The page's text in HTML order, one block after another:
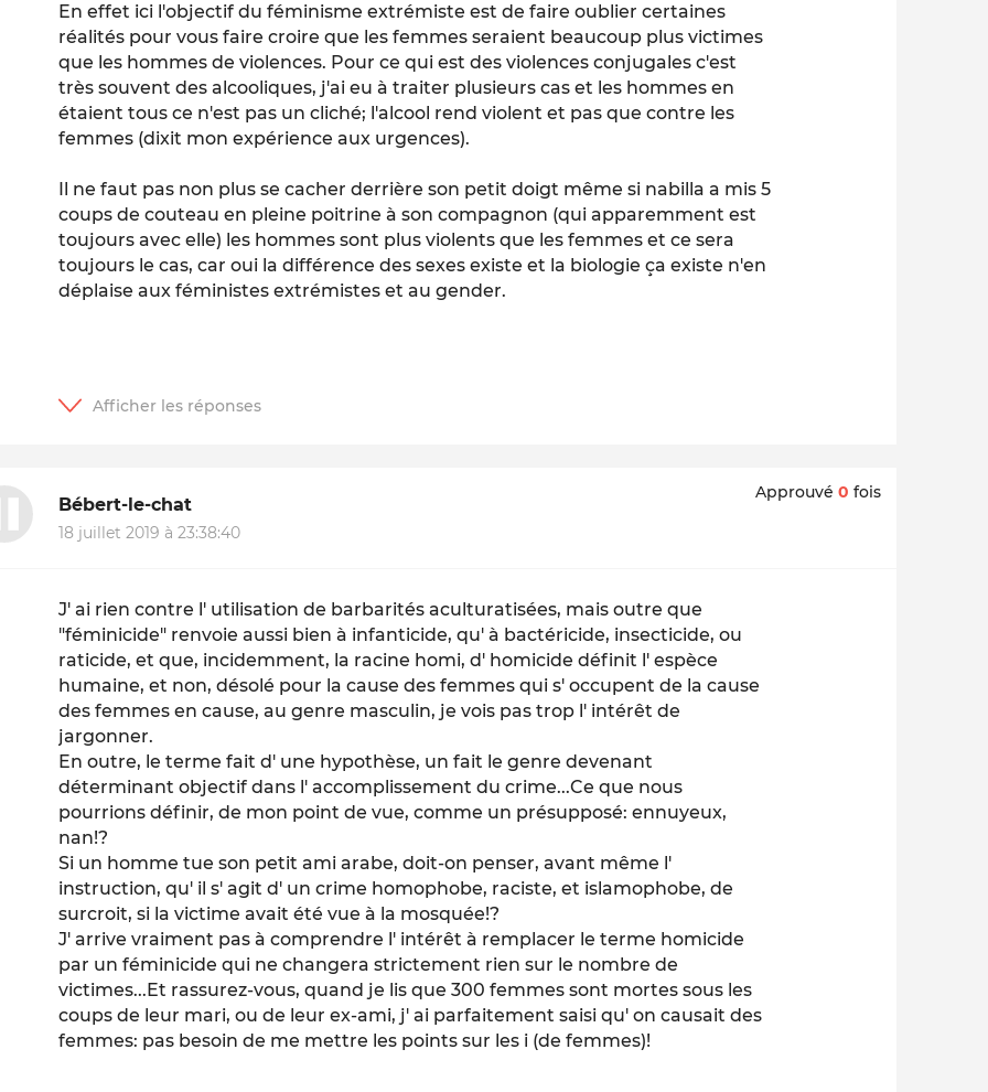
En effet ici l'objectif du féminisme extrémiste est de faire oublier certaines
réalités pour vous faire croire que les femmes seraient beaucoup plus victimes
que les hommes de violences. Pour ce qui est des violences conjugales c'est
très souvent des alcooliques, j'ai eu à traiter plusieurs cas et les hommes en
étaient tous ce n'est pas un cliché; l'alcool rend violent et pas que contre les
femmes (dixit mon expérience aux urgences).
Il ne faut pas non plus se cacher derrière son petit doigt même si nabilla a mis 5
coups de couteau en pleine poitrine à son compagnon (qui apparemment est
toujours avec elle) les hommes sont plus violents que les femmes et ce sera
toujours le cas, car oui la différence des sexes existe et la biologie ça existe n'en
déplaise aux féministes extrémistes et au gender.
Bébert-le-chat
18 juillet 2019 à 23:38:40
Approuvé 0 fois
J' ai rien contre l' utilisation de barbarités aculturatisées, mais outre que
"féminicide" renvoie aussi bien à infanticide, qu' à bactéricide, insecticide, ou
raticide, et que, incidemment, la racine homi, d' homicide définit l' espèce
humaine, et non, désolé pour la cause des femmes qui s' occupent de la cause
des femmes en cause, au genre masculin, je vois pas trop l' intérêt de
jargonner.
En outre, le terme fait d' une hypothèse, un fait le genre devenant
déterminant objectif dans l' accomplissement du crime...Ce que nous
pourrions définir, de mon point de vue, comme un présupposé: ennuyeux,
nan!?
Si un homme tue son petit ami arabe, doit-on penser, avant même l'
instruction, qu' il s' agit d' un crime homophobe, raciste, et islamophobe, de
surcroit, si la victime avait été vue à la mosquée!?
J' arrive vraiment pas à comprendre l' intérêt à remplacer le terme homicide
par un féminicide qui ne changera strictement rien sur le nombre de
victimes...Et rassurez-vous, quand je lis que 300 femmes sont mortes sous les
coups de leur mari, ou de leur ex-ami, j' ai parfaitement saisi qu' on causait des
femmes: pas besoin de me mettre les points sur les i (de femmes)!